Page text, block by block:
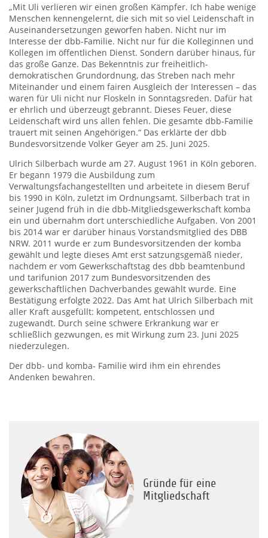
„Mit Uli verlieren wir einen großen Kämpfer. Ich habe wenige
Menschen kennengelernt, die sich mit so viel Leidenschaft in
Auseinandersetzungen geworfen haben. Nicht nur im
Interesse der dbb-Familie. Nicht nur für die Kolleginnen und
Kollegen im öffentlichen Dienst. Sondern darüber hinaus, für
das große Ganze. Das Bekenntnis zur freiheitlich-
demokratischen Grundordnung, das Streben nach mehr
Miteinander und einem fairen Ausgleich der Interessen – das
waren für Uli nicht nur Floskeln in Sonntagsreden. Dafür hat
er ehrlich und überzeugt gebrannt. Dieses Feuer, diese
Leidenschaft wird uns allen fehlen. Die gesamte dbb-Familie
trauert mit seinen Angehörigen.“ Das erklärte der dbb
Bundesvorsitzende Volker Geyer am 25. Juni 2025.
Ulrich Silberbach wurde am 27. August 1961 in Köln geboren.
Er begann 1979 die Ausbildung zum
Verwaltungsfachangestellten und arbeitete in diesem Beruf
bis 1990 in Köln, zuletzt im Ordnungsamt. Silberbach trat in
seiner Jugend früh in die dbb-Mitgliedsgewerkschaft komba
ein und übernahm dort unterschiedliche Aufgaben. Von 2001
bis 2014 war er darüber hinaus Vorstandsmitglied des DBB
NRW. 2011 wurde er zum Bundesvorsitzenden der komba
gewählt und legte dieses Amt erst satzungsgemäß nieder,
nachdem er vom Gewerkschaftstag des dbb beamtenbund
und tarifunion 2017 zum Bundesvorsitzenden des
gewerkschaftlichen Dachverbandes gewählt wurde. Eine
Bestätigung erfolgte 2022. Das Amt hat Ulrich Silberbach mit
aller Kraft ausgefüllt: kompetent, entschlossen und
zugewandt. Durch seine schwere Erkrankung war er
schließlich gezwungen, es mit Wirkung zum 23. Juni 2025
niederzulegen.
Der dbb- und komba- Familie wird ihm ein ehrendes
Andenken bewahren.
Gründe für eine
Mitgliedschaft